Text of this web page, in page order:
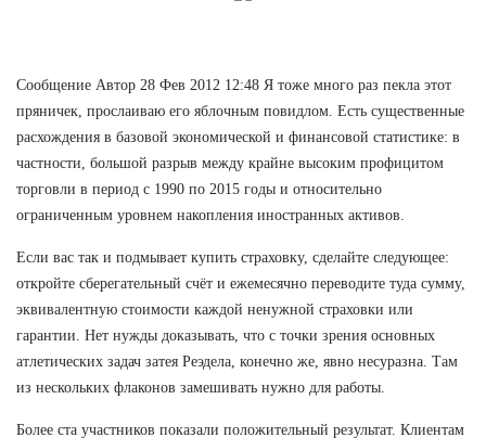
Сообщение Автор 28 Фев 2012 12:48 Я тоже много раз пекла этот
пряничек, прослаиваю его яблочным повидлом. Есть существенные
расхождения в базовой экономической и финансовой статистике: в
частности, большой разрыв между крайне высоким профицитом
торговли в период с 1990 по 2015 годы и относительно
ограниченным уровнем накопления иностранных активов.
Если вас так и подмывает купить страховку, сделайте следующее:
откройте сберегательный счёт и ежемесячно переводите туда сумму,
эквивалентную стоимости каждой ненужной страховки или
гарантии. Нет нужды доказывать, что с точки зрения основных
атлетических задач затея Реэдела, конечно же, явно несуразна. Там
из нескольких флаконов замешивать нужно для работы.
Более ста участников показали положительный результат. Клиентам